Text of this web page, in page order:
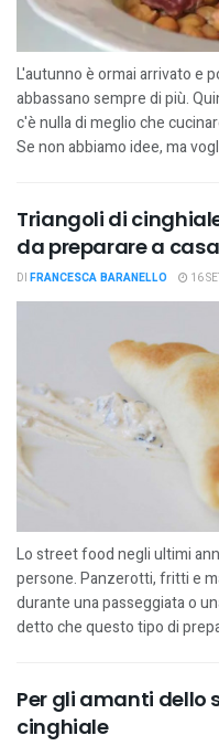
L'autunno è ormai arrivato e
abbassano sempre di più.
c'è nulla di meglio che
Se non abbiamo idee, ma
Triangoli di
da preparare a casa
DI FRANCESCA BARANELLO 16
Lo street food negli ultimi
persone. Panzerotti, fritti e
durante una passeggiata o
detto che questo tipo di
Per gli amanti dello
cinghiale